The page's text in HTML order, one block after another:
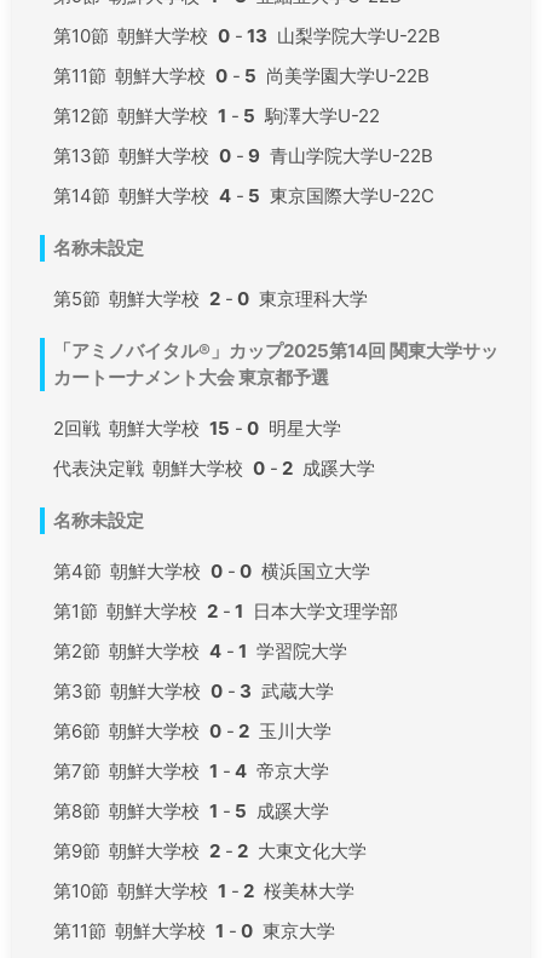
第10節 朝鮮大学校 0 - 13 山梨学院大学U-22B
第11節 朝鮮大学校 0 - 5 尚美学園大学U-22B
第12節 朝鮮大学校 1 - 5 駒澤大学U-22
第13節 朝鮮大学校 0 - 9 青山学院大学U-22B
第14節 朝鮮大学校 4 - 5 東京国際大学U-22C
名称未設定
第5節 朝鮮大学校 2 - 0 東京理科大学
「アミノバイタル®」カップ2025第14回 関東大学サッ
カートーナメント大会 東京都予選
2回戦 朝鮮大学校 15 - 0 明星大学
代表決定戦 朝鮮大学校 0 - 2 成蹊大学
名称未設定
第4節 朝鮮大学校 0 - 0 横浜国立大学
第1節 朝鮮大学校 2 - 1 日本大学文理学部
第2節 朝鮮大学校 4 - 1 学習院大学
第3節 朝鮮大学校 0 - 3 武蔵大学
第6節 朝鮮大学校 0 - 2 玉川大学
第7節 朝鮮大学校 1 - 4 帝京大学
第8節 朝鮮大学校 1 - 5 成蹊大学
第9節 朝鮮大学校 2 - 2 大東文化大学
第10節 朝鮮大学校 1 - 2 桜美林大学
第11節 朝鮮大学校 1 - 0 東京大学